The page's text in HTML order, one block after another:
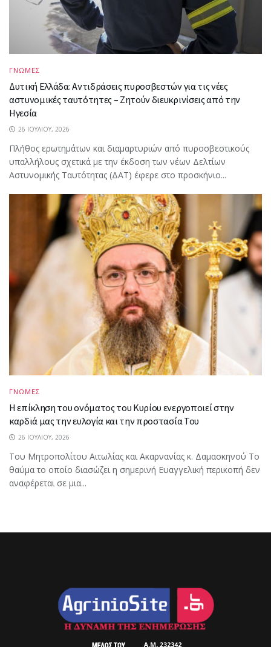
ΓΝΩΜΕΣ
Δυτική Ελλάδα: Αντιδράσεις πυροσβεστών για τις νέες
αστυνομικές ταυτότητες – Ζητούν διευκρινίσεις από την
Ηγεσία
26 ΙΟΥΛΊΟΥ, 2026
Πλήθος ερωτημάτων και διαμαρτυριών από πυροσβεστικούς
υπαλλήλους σχετικά με την έκδοση των νέων Δελτίων
Αστυνομικής Ταυτότητας (ΔΑΤ) έφερε στο προσκήνιο...
ΓΝΩΜΕΣ
Η επίκληση του ονόματος του Κυρίου ενεργοποιεί στην
καρδιά μας την ευλογία και την προστασία Του
26 ΙΟΥΛΊΟΥ, 2026
Του Μητροπολίτου Αιτωλίας και Ακαρνανίας κ. Δαμασκηνού Το
θαύμα το οποίο διασώζει η σημερινή Ευαγγελική περικοπή δεν
αναφέρεται σε μια...